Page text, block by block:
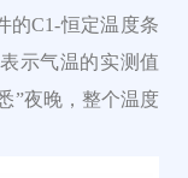
的C1-恒定温度条
示气温的实测值
”夜晚，整个温度